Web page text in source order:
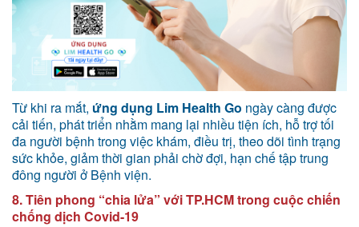
Từ khi ra mắt, ứng dụng Lim Health Go ngày càng được
cải tiến, phát triển nhằm mang lại nhiều tiện ích, hỗ trợ tối
đa người bệnh trong việc khám, điều trị, theo dõi tình trạng
sức khỏe, giảm thời gian phải chờ đợi, hạn chế tập trung
đông người ở Bệnh viện.
8. Tiên phong “chia lửa” với TP.HCM trong cuộc chiến
chống dịch Covid-19